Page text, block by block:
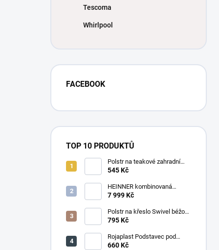
Tescoma
Whirlpool
FACEBOOK
TOP 10 PRODUKTŮ
Polstr na teakové zahradní
křeslo vysoké - látka motiv
545 Kč
HEINNER kombinovaná
chladnička HF-
7 999 Kč
Polstr na křeslo Swivel béžový
melír
795 Kč
Rojaplast Podstavec pod
slunečník 22kg
660 Kč